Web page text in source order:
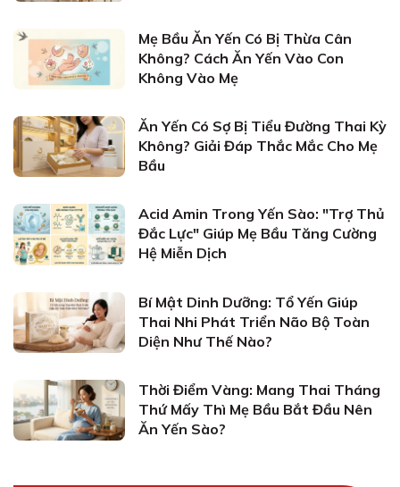
Mẹ Bầu Ăn Yến Có Bị Thừa Cân
Không? Cách Ăn Yến Vào Con
Không Vào Mẹ
Ăn Yến Có Sợ Bị Tiểu Đường Thai Kỳ
Không? Giải Đáp Thắc Mắc Cho Mẹ
Bầu
Acid Amin Trong Yến Sào: "Trợ Thủ
Đắc Lực" Giúp Mẹ Bầu Tăng Cường
Hệ Miễn Dịch
Bí Mật Dinh Dưỡng: Tổ Yến Giúp
Thai Nhi Phát Triển Não Bộ Toàn
Diện Như Thế Nào?
Thời Điểm Vàng: Mang Thai Tháng
Thứ Mấy Thì Mẹ Bầu Bắt Đầu Nên
Ăn Yến Sào?